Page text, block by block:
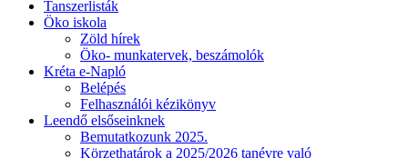
Tanszerlisták
Öko iskola
Zöld hírek
Öko- munkatervek, beszámolók
Kréta e-Napló
Belépés
Felhasználói kézikönyv
Leendő elsőseinknek
Bemutatkozunk 2025.
Körzethatárok a 2025/2026 tanévre való